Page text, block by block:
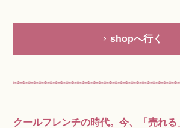
shopへ行く
クールフレンチの時代。今、「売れ